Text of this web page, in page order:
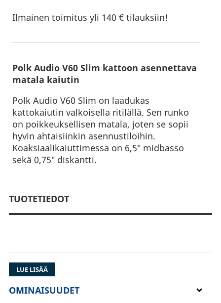
Ilmainen toimitus yli 140 € tilauksiin!
Polk Audio V60 Slim kattoon asennettava
matala kaiutin
Polk Audio V60 Slim on laadukas
kattokaiutin valkoisella ritilällä. Sen runko
on poikkeuksellisen matala, joten se sopii
hyvin ahtaisiinkin asennustiloihin.
Koaksiaalikaiuttimessa on 6,5″ midbasso
sekä 0,75″ diskantti.
TUOTETIEDOT
LUE LISÄÄ
OMINAISUUDET